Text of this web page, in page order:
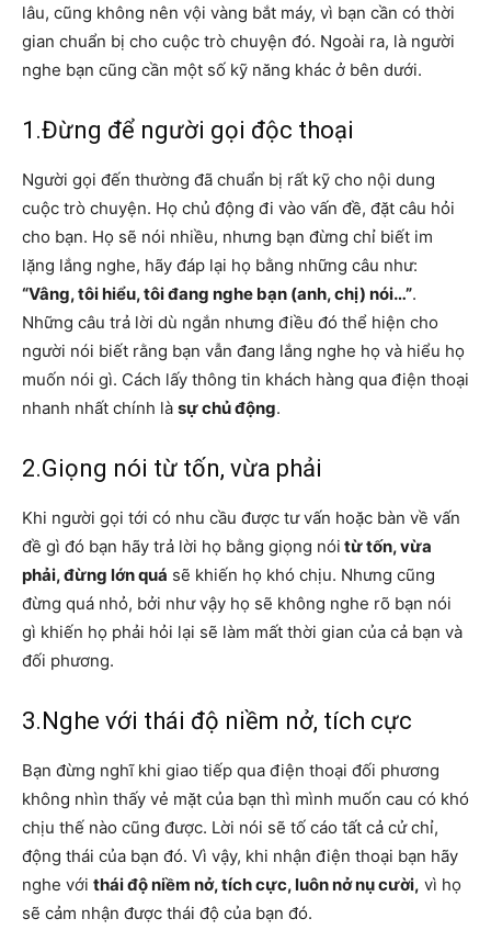
lâu, cũng không nên vội vàng bắt máy, vì bạn cần có thời
gian chuẩn bị cho cuộc trò chuyện đó. Ngoài ra, là người
nghe bạn cũng cần một số kỹ năng khác ở bên dưới.
1.Đừng để người gọi độc thoại
Người gọi đến thường đã chuẩn bị rất kỹ cho nội dung
cuộc trò chuyện. Họ chủ động đi vào vấn đề, đặt câu hỏi
cho bạn. Họ sẽ nói nhiều, nhưng bạn đừng chỉ biết im
lặng lắng nghe, hãy đáp lại họ bằng những câu như:
“Vâng, tôi hiểu, tôi đang nghe bạn (anh, chị) nói…”.
Những câu trả lời dù ngắn nhưng điều đó thể hiện cho
người nói biết rằng bạn vẫn đang lắng nghe họ và hiểu họ
muốn nói gì. Cách lấy thông tin khách hàng qua điện thoại
nhanh nhất chính là sự chủ động.
2.Giọng nói từ tốn, vừa phải
Khi người gọi tới có nhu cầu được tư vấn hoặc bàn về vấn
đề gì đó bạn hãy trả lời họ bằng giọng nói từ tốn, vừa
phải, đừng lớn quá sẽ khiến họ khó chịu. Nhưng cũng
đừng quá nhỏ, bởi như vậy họ sẽ không nghe rõ bạn nói
gì khiến họ phải hỏi lại sẽ làm mất thời gian của cả bạn và
đối phương.
3.Nghe với thái độ niềm nở, tích cực
Bạn đừng nghĩ khi giao tiếp qua điện thoại đối phương
không nhìn thấy vẻ mặt của bạn thì mình muốn cau có khó
chịu thế nào cũng được. Lời nói sẽ tố cáo tất cả cử chỉ,
động thái của bạn đó. Vì vậy, khi nhận điện thoại bạn hãy
nghe với thái độ niềm nở, tích cực, luôn nở nụ cười, vì họ
sẽ cảm nhận được thái độ của bạn đó.